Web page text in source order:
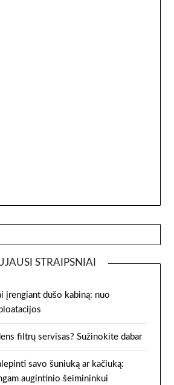
STRAIPSNIAI
įrengiant dušo kabiną: nuo
filtrų servisas? Sužinokite dabar
savo šuniuką ar kačiuką:
augintinio šeimininkui